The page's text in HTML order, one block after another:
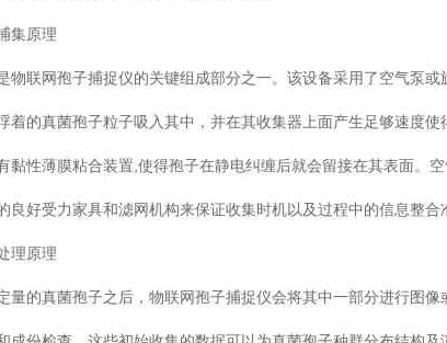
集原理
物联网孢子捕捉仪的关键组成部分之一。该设备采用了空气泵
着的真菌孢子粒子吸入其中，并在其收集器上面产生足够速度
黏性薄膜粘合装置,使得孢子在静电纠缠后就会留接在其表面。
良好受力家具和滤网机构来保证收集时机以及过程中的信息整合
理原理
量的真菌孢子之后，物联网孢子捕捉仪会将其中一部分进行图